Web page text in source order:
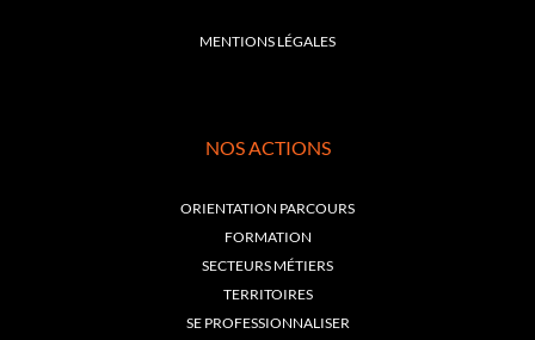
MENTIONS LÉGALES
NOS ACTIONS
ORIENTATION PARCOURS
FORMATION
SECTEURS MÉTIERS
TERRITOIRES
SE PROFESSIONNALISER